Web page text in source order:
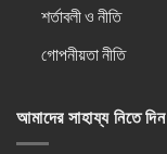
শর্তাবলী ও নীতি
গোপনীয়তা নীতি
আমাদের সাহায্য নিতে দিন